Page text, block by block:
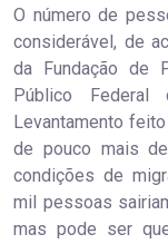
O número de
considerável, de
da Fundação de
Público Federal
Levantamento
de pouco mais
condições de
mil pessoas
mas pode ser